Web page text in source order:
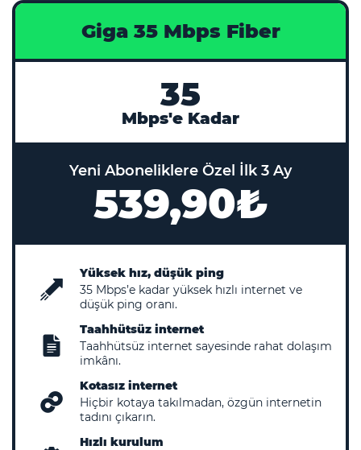
Giga 35 Mbps Fiber
35
Mbps'e Kadar
Yeni Aboneliklere Özel İlk 3 Ay
539,90₺
Yüksek hız, düşük ping
35 Mbps’e kadar yüksek hızlı internet ve
düşük ping oranı.
Taahhütsüz internet
Taahhütsüz internet sayesinde rahat dolaşım
imkânı.
Kotasız internet
Hiçbir kotaya takılmadan, özgün internetin
tadını çıkarın.
Hızlı kurulum